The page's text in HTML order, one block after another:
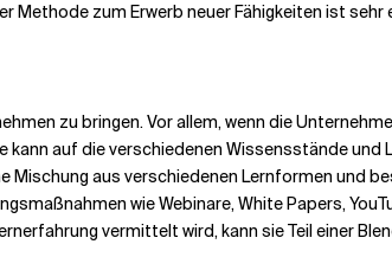
Methode zum Erwerb neuer Fähigkeiten ist
zu bringen. Vor allem, wenn die
auf die verschiedenen Wissensstände und
Mischung aus verschiedenen Lernformen und
wie Webinare, White Papers,
vermittelt wird, kann sie Teil einer